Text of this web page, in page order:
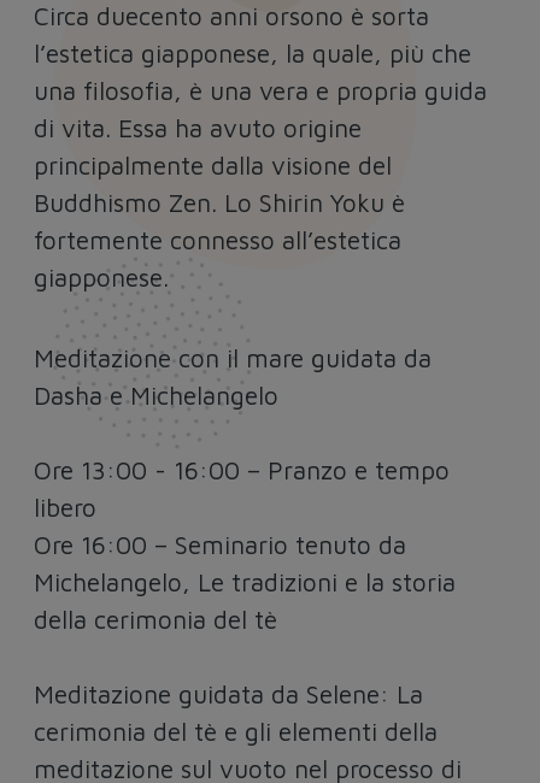
Circa duecento anni orsono è sorta
l’estetica giapponese, la quale, più che
una filosofia, è una vera e propria guida
di vita. Essa ha avuto origine
principalmente dalla visione del
Buddhismo Zen. Lo Shirin Yoku è
fortemente connesso all’estetica
giapponese.
Meditazione con il mare guidata da
Dasha e Michelangelo
Ore 13:00 - 16:00 – Pranzo e tempo
libero
Ore 16:00 – Seminario tenuto da
Michelangelo, Le tradizioni e la storia
della cerimonia del tè
Meditazione guidata da Selene: La
cerimonia del tè e gli elementi della
meditazione sul vuoto nel processo di